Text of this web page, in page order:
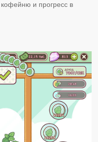
и прогресс в